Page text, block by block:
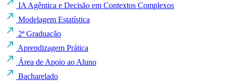
IA Agêntica e Decisão em Contextos Complexos
Modelagem Estatística
2ª Graduação
Aprendizagem Prática
Área de Apoio ao Aluno
Bacharelado